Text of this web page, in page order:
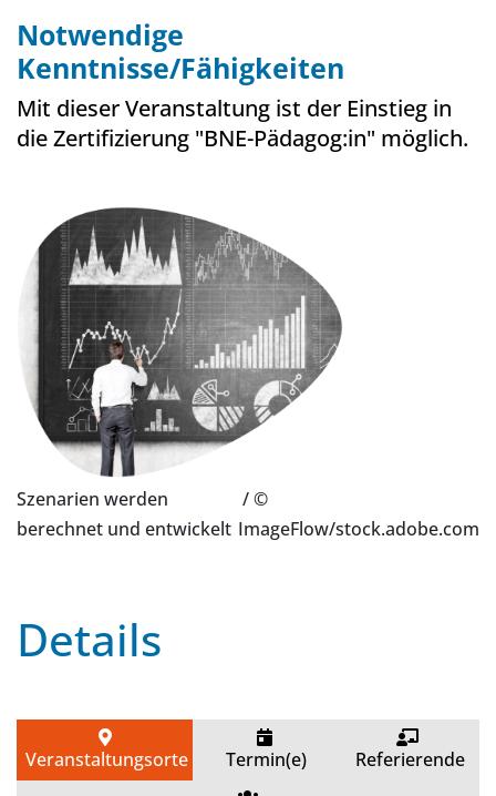
Notwendige
Kenntnisse/Fähigkeiten
Mit dieser Veranstaltung ist der Einstieg in
die Zertifizierung "BNE-Pädagog:in" möglich.
Szenarien werden
berechnet und entwickelt
/ ©
ImageFlow/stock.adobe.com
Details
Veranstaltungsorte Termin(e) Referierende